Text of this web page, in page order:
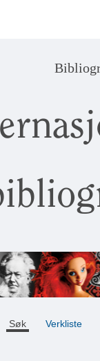
Søk Verkliste